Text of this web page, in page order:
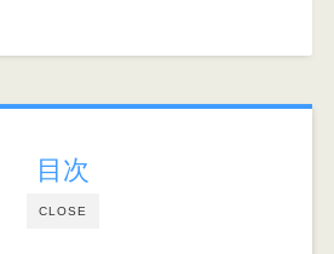
CLOSE
目次